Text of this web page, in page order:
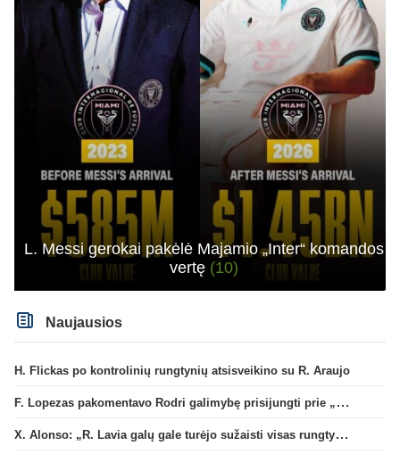
L. Messi gerokai pakėlė Majamio „Inter“ komandos
vertę (10)
Naujausios
H. Flickas po kontrolinių rungtynių atsisveikino su R. Araujo
F. Lopezas pakomentavo Rodri galimybę prisijungti prie „Barcelona“ ekipos
X. Alonso: „R. Lavia galų gale turėjo sužaisti visas rungtynes“